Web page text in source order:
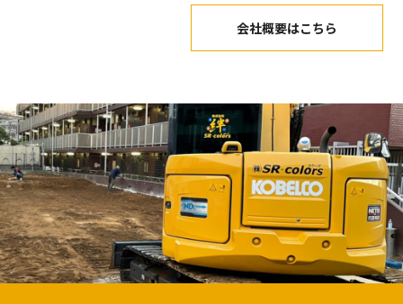
会社概要はこちら